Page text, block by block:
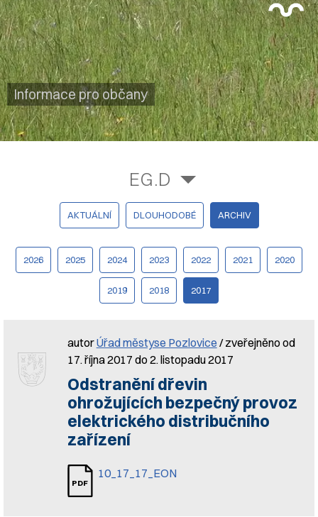
Informace pro občany
EG.D
AKTUÁLNÍ DLOUHODOBÉ ARCHIV
2026 2025 2024 2023 2022 2021 2020
2019 2018 2017
autorÚřad městyse Pozlovice / zveřejněno od
17. října 2017 do 2. listopadu 2017
Odstranění dřevin
ohrožujících bezpečný provoz
elektrického distribučního
zařízení
10_17_17_EON